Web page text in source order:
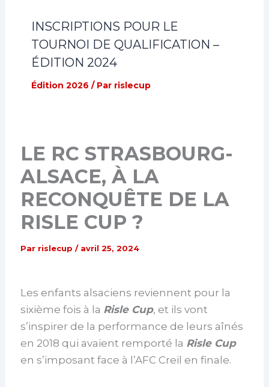
INSCRIPTIONS POUR LE
TOURNOI DE QUALIFICATION –
ÉDITION 2024
Édition 2026 / Par rislecup
LE RC STRASBOURG-
ALSACE, À LA
RECONQUÊTE DE LA
RISLE CUP ?
Par rislecup/ avril 25, 2024
Les enfants alsaciens reviennent pour la
sixième fois à la Risle Cup, et ils vont
s’inspirer de la performance de leurs aînés
en 2018 qui avaient remporté la Risle Cup
en s’imposant face à l’AFC Creil en finale.